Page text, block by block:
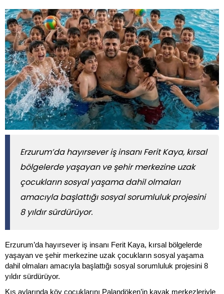
Erzurum’da hayırsever iş insanı Ferit Kaya, kırsal
bölgelerde yaşayan ve şehir merkezine uzak
çocukların sosyal yaşama dahil olmaları
amacıyla başlattığı sosyal sorumluluk projesini
8 yıldır sürdürüyor.
Erzurum’da hayırsever iş insanı Ferit Kaya, kırsal bölgelerde
yaşayan ve şehir merkezine uzak çocukların sosyal yaşama
dahil olmaları amacıyla başlattığı sosyal sorumluluk projesini 8
yıldır sürdürüyor.
Kış aylarında köy çocuklarını Palandöken’in kayak merkezleriyle